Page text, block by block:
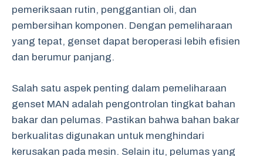
pemeriksaan rutin, penggantian oli, dan
pembersihan komponen. Dengan pemeliharaan
yang tepat, genset dapat beroperasi lebih efisien
dan berumur panjang.
Salah satu aspek penting dalam pemeliharaan
genset MAN adalah pengontrolan tingkat bahan
bakar dan pelumas. Pastikan bahwa bahan bakar
berkualitas digunakan untuk menghindari
kerusakan pada mesin. Selain itu, pelumas yang